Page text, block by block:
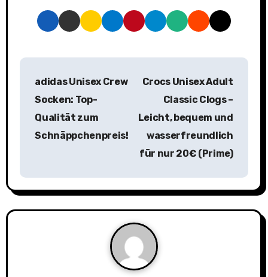
B
a
g
adidas Unisex Crew
Socken: Top-
Qualität zum
Schnäppchenpreis!
Crocs Unisex Adult
Classic Clogs –
Leicht, bequem und
wasserfreundlich
für nur 20€ (Prime)